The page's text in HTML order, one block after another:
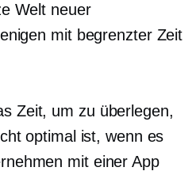
Welt neuer
mit begrenzter Zeit
Zeit, um zu überlegen,
optimal ist, wenn es
mit einer App